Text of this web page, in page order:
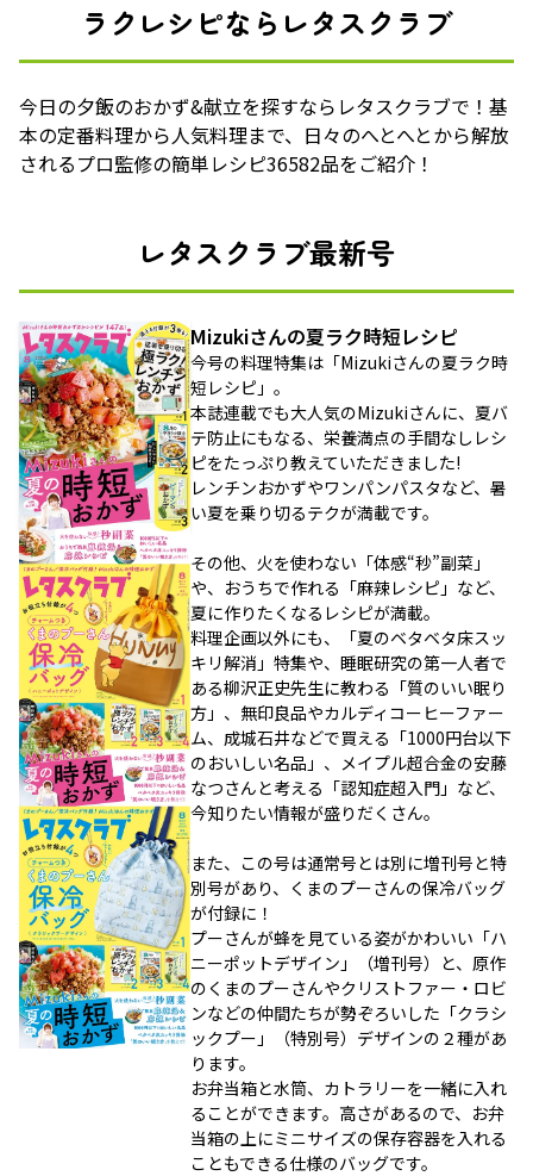
ラクレシピならレタスクラブ
今日の夕飯のおかず&献立を探すならレタスクラブで！基
本の定番料理から人気料理まで、日々のへとへとから解放
されるプロ監修の簡単レシピ36582品をご紹介！
レタスクラブ最新号
Mizukiさんの夏ラク時短レシピ
今号の料理特集は「Mizukiさんの夏ラク時
短レシピ」。
本誌連載でも大人気のMizukiさんに、夏バ
テ防止にもなる、栄養満点の手間なしレシ
ピをたっぷり教えていただきました!
レンチンおかずやワンパンパスタなど、暑
い夏を乗り切るテクが満載です。
その他、火を使わない「体感“秒”副菜」
や、おうちで作れる「麻辣レシピ」など、
夏に作りたくなるレシピが満載。
料理企画以外にも、「夏のベタベタ床スッ
キリ解消」特集や、睡眠研究の第一人者で
ある柳沢正史先生に教わる「質のいい眠り
方」、無印良品やカルディコーヒーファー
ム、成城石井などで買える「1000円台以下
のおいしい名品」、メイプル超合金の安藤
なつさんと考える「認知症超入門」など、
今知りたい情報が盛りだくさん。
また、この号は通常号とは別に増刊号と特
別号があり、くまのプーさんの保冷バッグ
が付録に！
プーさんが蜂を見ている姿がかわいい「ハ
ニーポットデザイン」（増刊号）と、原作
のくまのプーさんやクリストファー・ロビ
ンなどの仲間たちが勢ぞろいした「クラシ
ックプー」（特別号）デザインの２種があ
ります。
お弁当箱と水筒、カトラリーを一緒に入れ
ることができます。高さがあるので、お弁
当箱の上にミニサイズの保存容器を入れる
こともできる仕様のバッグです。